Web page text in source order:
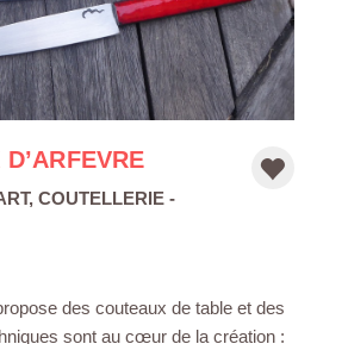
, COUTELLERIE -
des couteaux de table et des
sont au cœur de la création :